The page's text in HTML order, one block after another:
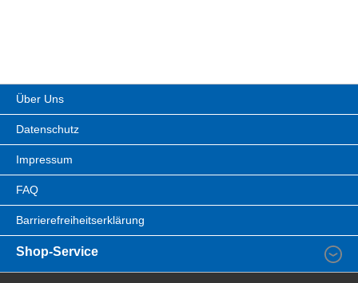
Über Uns
Datenschutz
Impressum
FAQ
Barrierefreiheitserklärung
Shop-Service